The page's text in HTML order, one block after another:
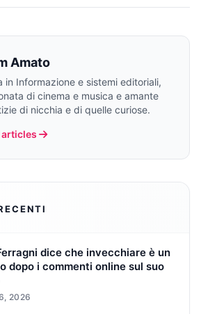
Amato
in Informazione e sistemi editoriali,
di cinema e musica e amante
di nicchia e di quelle curiose.
dice che invecchiare è un
dopo i commenti online sul suo
2026